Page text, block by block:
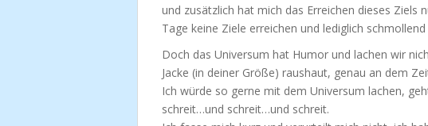
und zusätzlich hat mich das Erreichen dieses
Tage keine Ziele erreichen und lediglich
Doch das Universum hat Humor und lachen wir
Jacke (in deiner Größe) raushaut, genau an dem
Ich würde so gerne mit dem Universum lachen,
schreit…und schreit…und schreit.